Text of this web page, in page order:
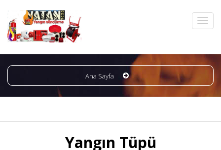
Ana Sayfa
Yangın Tüpü